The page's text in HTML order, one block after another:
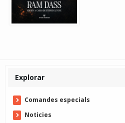
Explorar
Comandes especials
Noticies